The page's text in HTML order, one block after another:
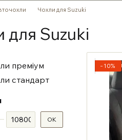
Чохли для Suzuki
для Suzuki
−10%
преміум
стандарт
ОК